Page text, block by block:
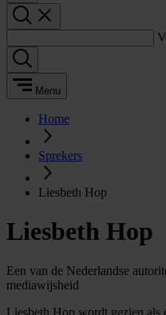
Menu
Home
Sprekers
Liesbeth Hop
Liesbeth Hop
Een van de Nederlandse
mediawijsheid
Liesbeth Hop wordt gezien als